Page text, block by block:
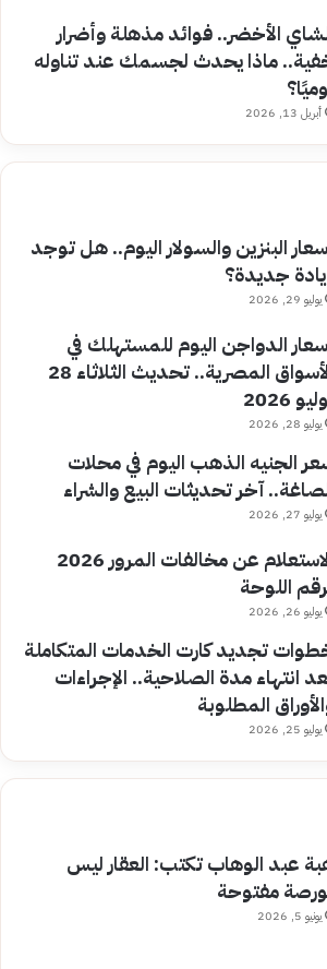
الأخضر.. فوائد مذهلة وأضرار
ماذا يحدث لجسمك عند تناوله
أبريل 13, 2026
البنزين والسولار اليوم.. هل توجد
جديدة؟
يوليو 29, 2026
الدواجن اليوم للمستهلك في
الأسواق المصرية.. تحديث الثلاثاء 28
2026
يوليو 28, 2026
الجنيه الذهب اليوم في محلات
آخر تحديثات البيع والشراء
يوليو 27, 2026
الاستعلام عن مخالفات المرور 2026
اللوحة
يوليو 26, 2026
تجديد كارت الخدمات المتكاملة
انتهاء مدة الصلاحية.. الإجراءات
المطلوبة
يوليو 25, 2026
عبد الوهاب تكتب: العقار ليس
مفتوحة
يونيو 5, 2026